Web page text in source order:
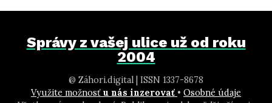
Správy z vašej ulice už od roku
2004
@ Záhori.digital | ISSN 1337-8678
Využite možnosť u nás inzerovať • Osobné údaje